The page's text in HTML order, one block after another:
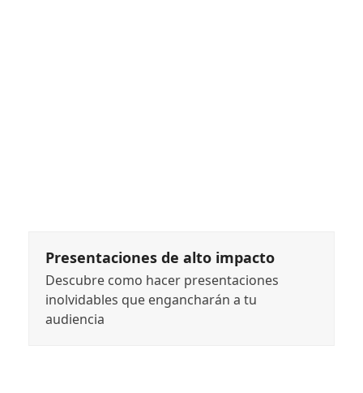
Presentaciones de alto impacto
Descubre como hacer presentaciones
inolvidables que engancharán a tu
audiencia